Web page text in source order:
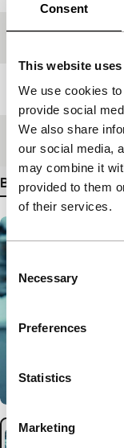
Consent
This website
We use cookies
provide social
We also share
our social media,
may combine it
provided to them
of their services.
Consent
Selection
Necessary
Preferences
Statistics
Marketing
Festivaleditie
Lengte
Medium/Formaat
Bekijk meer details